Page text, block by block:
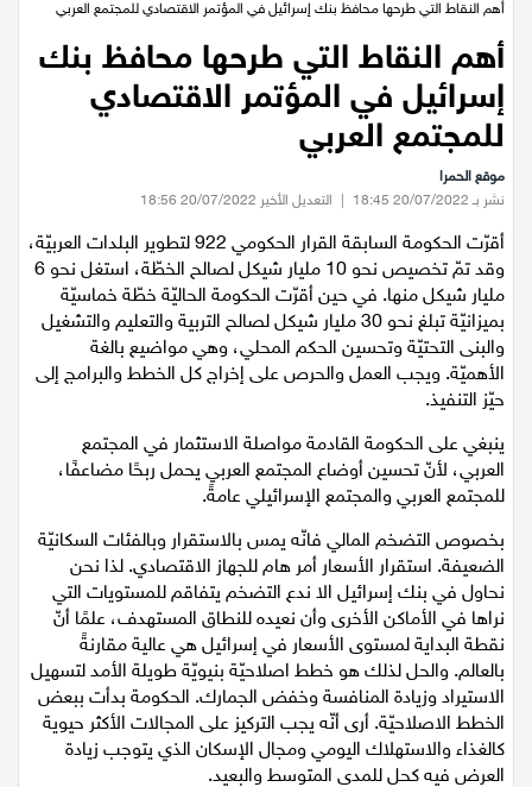
عيلبون
دير حنا
سخنين
عرابة
اخبار عالمية
رياضة
رياضة محلية
رياضة عالمية
اقتصاد
مقالات
مطبخ
صحة وطب
الرئيسية / اقتصاد
/
أهم النقاط التي طرحها محافظ بنك
إسرائيل في المؤتمر الاقتصادي
للمجتمع العربي
موقع الحمرا
أقرّت الحكومة السابقة القرار الحكومي 922 لتطوير البلدات العربيّة،
مليار شيكل منها. في حين أقرّت الحكومة الحاليّة خطّة خماسيّة
بميزانيّة تبلغ نحو 30 مليار شيكل لصالح التربية والتعليم والتشغيل
والبنى التحتيّة وتحسين الحكم المحلي، وهي مواضيع بالغة
الأهميّة. ويجب العمل والحرص على إخراج كل الخطط والبرامج إلى
ينبغي على الحكومة القادمة مواصلة الاستثمار في المجتمع
العربي، لأنّ تحسين أوضاع المجتمع العربي يحمل ربحًا مضاعفًا،
بخصوص التضخم المالي فانّه يمس بالاستقرار وبالفئات السكانيّة
الضعيفة. استقرار الأسعار أمر هام للجهاز الاقتصادي. لذا نحن
نحاول في بنك إسرائيل الا ندع التضخم يتفاقم للمستويات التي
نراها في الأماكن الأخرى وأن نعيده للنطاق المستهدف، علمًا أنّ
نقطة البداية لمستوى الأسعار في إسرائيل هي عالية مقارنةً
بالعالم. والحل لذلك هو خطط اصلاحيّة بنيويّة طويلة الأمد لتسهيل
الاستيراد وزيادة المنافسة وخفض الجمارك. الحكومة بدأت ببعض
الخطط الاصلاحيّة. أرى أنّه يجب التركيز على المجالات الأكثر حيوية
كالغذاء والاستهلاك اليومي ومجال الإسكان الذي يتوجب زيادة